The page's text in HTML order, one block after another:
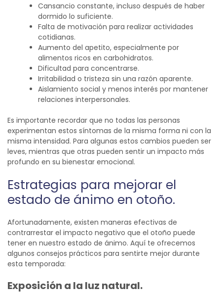
Cansancio constante, incluso después de haber
dormido lo suficiente.
Falta de motivación para realizar actividades
cotidianas.
Aumento del apetito, especialmente por
alimentos ricos en carbohidratos.
Dificultad para concentrarse.
Irritabilidad o tristeza sin una razón aparente.
Aislamiento social y menos interés por mantener
relaciones interpersonales.
Es importante recordar que no todas las personas
experimentan estos síntomas de la misma forma ni con la
misma intensidad. Para algunas estos cambios pueden ser
leves, mientras que otras pueden sentir un impacto más
profundo en su bienestar emocional.
Estrategias para mejorar el
estado de ánimo en otoño.
Afortunadamente, existen maneras efectivas de
contrarrestar el impacto negativo que el otoño puede
tener en nuestro estado de ánimo. Aquí te ofrecemos
algunos consejos prácticos para sentirte mejor durante
esta temporada:
Exposición a la luz natural.